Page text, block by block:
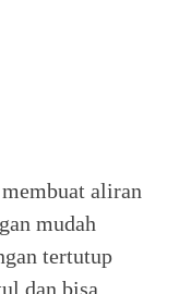
aliran
mudah
tertutup
dan bisa